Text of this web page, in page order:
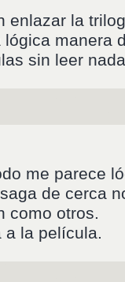
enlazar la
manera
sin leer
me parece
de cerca
como otros.
a la película.